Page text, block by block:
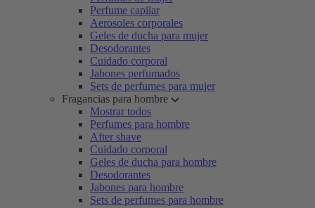
Perfume capilar
Aerosoles corporales
Geles de ducha para mujer
Desodorantes
Cuidado corporal
Jabones perfumados
Sets de perfumes para mujer
Fragancias para hombre
Mostrar todos
Perfumes para hombre
After shave
Cuidado corporal
Geles de ducha para hombre
Desodorantes
Jabones para hombre
Sets de perfumes para hombre